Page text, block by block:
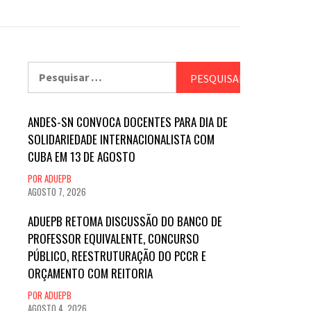
por:
ANDES-SN CONVOCA DOCENTES PARA DIA DE
SOLIDARIEDADE INTERNACIONALISTA COM
CUBA EM 13 DE AGOSTO
POR ADUEPB
AGOSTO 7, 2026
ADUEPB RETOMA DISCUSSÃO DO BANCO DE
PROFESSOR EQUIVALENTE, CONCURSO
PÚBLICO, REESTRUTURAÇÃO DO PCCR E
ORÇAMENTO COM REITORIA
POR ADUEPB
AGOSTO 4, 2026